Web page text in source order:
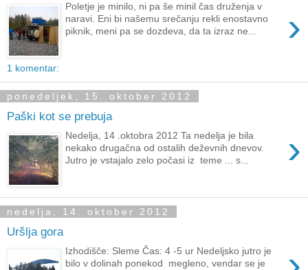
›
Poletje je minilo, ni pa še minil čas druženja v
naravi. Eni bi našemu srečanju rekli enostavno
piknik, meni pa se dozdeva, da ta izraz ne...
1 komentar:
ponedeljek, 15. oktober 2012
Paški kot se prebuja
›
Nedelja, 14 .oktobra 2012 Ta nedelja je bila
nekako drugačna od ostalih deževnih dnevov.
Jutro je vstajalo zelo počasi iz teme ... s...
nedelja, 14. oktober 2012
Uršlja gora
Izhodišče: Sleme Čas: 4 -5 ur Nedeljsko jutro je
bilo v dolinah ponekod megleno, vendar se je